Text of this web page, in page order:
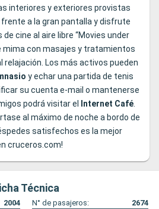
interiores y exteriores provistas
a la gran pantalla y disfrute
cine al aire libre “Movies under
mima con masajes y tratamientos
relajación. Los más activos pueden
y echar una partida de tenis
su cuenta e-mail o mantenerse
podrá visitar el
Internet Café.
al máximo de noche a bordo de
satisfechos es la mejor
cruceros.com!
Técnica
2004 N° de pasajeros:
2674